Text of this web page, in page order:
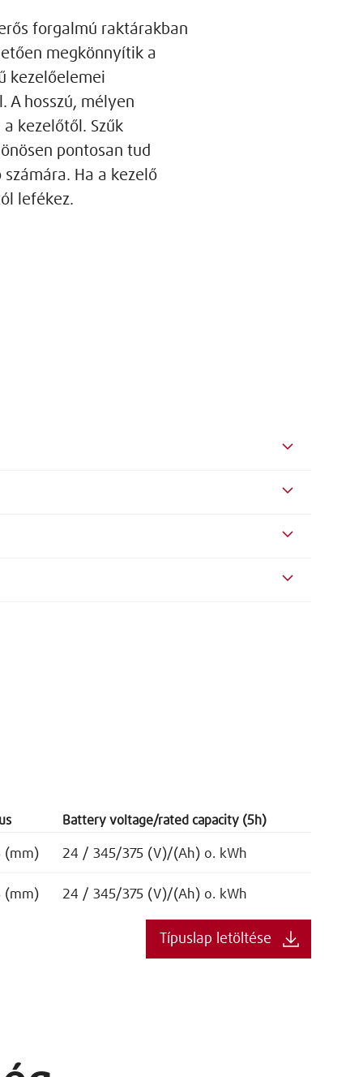
forgalmú raktárakban
megkönnyítik a
kezelőelemei
A hosszú, mélyen
kezelőtől. Szűk
pontosan tud
Ha a kezelő
lefékez.
Battery voltage/rated capacity (5h)
(mm) 24 / 345/375 (V)/(Ah) o. kWh
(mm) 24 / 345/375 (V)/(Ah) o. kWh
Típuslap letöltése